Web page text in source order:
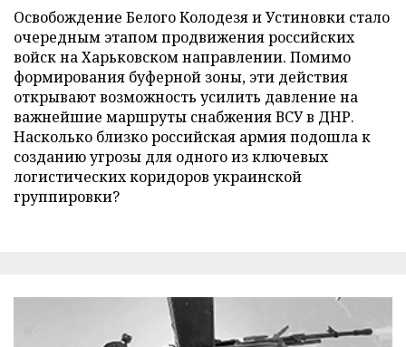
Освобождение Белого Колодезя и Устиновки стало
очередным этапом продвижения российских
войск на Харьковском направлении. Помимо
формирования буферной зоны, эти действия
открывают возможность усилить давление на
важнейшие маршруты снабжения ВСУ в ДНР.
Насколько близко российская армия подошла к
созданию угрозы для одного из ключевых
логистических коридоров украинской
группировки?